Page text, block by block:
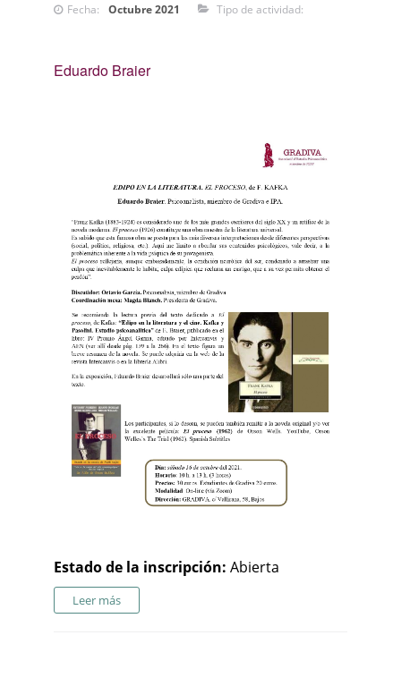
Fecha: Octubre 2021 Tipo de actividad:
Eduardo Braier
Estado de la inscripción: Abierta
Leer más